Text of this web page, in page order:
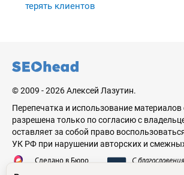
терять клиентов
© 2009 - 2026 Алексей Лазутин.
Перепечатка и использование материалов
разрешена только по согласию с
оставляет за собой право
УК РФ при нарушении авторских и
Сделано в Бюро
С благословения